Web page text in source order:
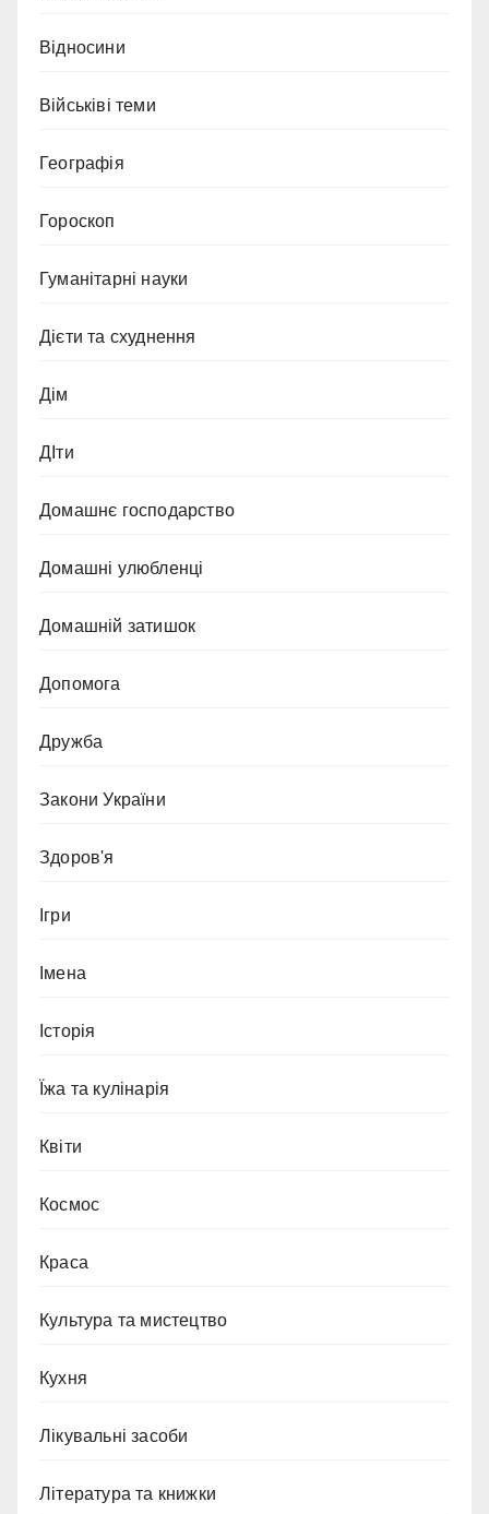
Відносини
Військіві теми
Географія
Гороскоп
Гуманітарні науки
Дієти та схуднення
Дім
ДІти
Домашнє господарство
Домашні улюбленці
Домашній затишок
Допомога
Дружба
Закони України
Здоров'я
Ігри
Імена
Історія
Їжа та кулінарія
Квіти
Космос
Краса
Культура та мистецтво
Кухня
Лікувальні засоби
Література та книжки